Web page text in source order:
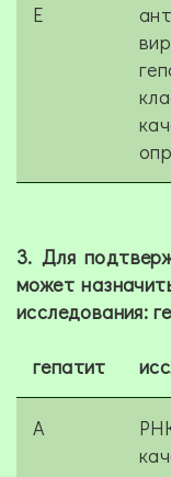
E
3. Для
может
исследования:
гепатит
A